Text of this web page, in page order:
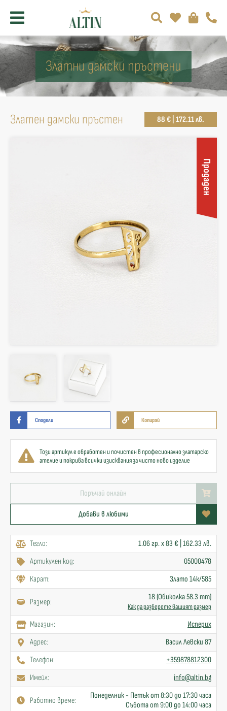
Златни дамски пръстени
Златен дамски пръстен 88 € | 172.11 лв.
Продаден
Сподели Копирай
Този артикул е обработен и почистен в професионално златарско
ателие и покрива всички изисквания за чисто ново изделие
Поръчай онлайн
Добави в любими
Тегло:
1.06 гр. x 83 € | 162.33 лв.
Артикулен код:
05000478
Карат:
Злато 14к/585
Размер: 18 (Обиколка 58.3 mm)
Как да разберете вашият размер
Mагазин:
Исперих
Адрес:
Васил Левски 87
Телефон:
+359878812300
Имейл:
info@altin.bg
Работно време:
Понеделник - Петък от 8:30 до 17:30 часа
Събота от 9:00 до 14:00 часа